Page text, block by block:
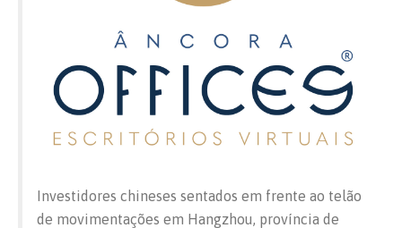
Investidores chineses sentados em frente ao telão
de movimentações em Hangzhou, província de